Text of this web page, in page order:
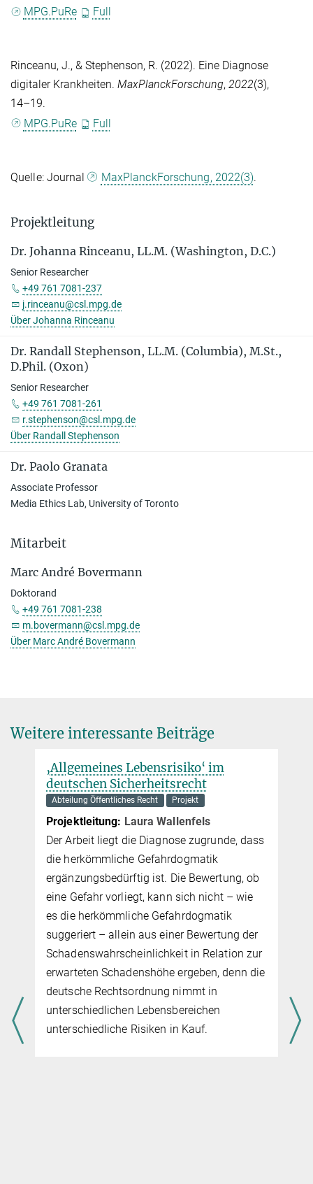
MPG.PuRe
Full
Rinceanu, J., & Stephenson, R. (2022). Eine Diagnose
digitaler Krankheiten. MaxPlanckForschung, 2022(3),
14–19.
MPG.PuRe
Full
Quelle: Journal MaxPlanckForschung, 2022(3).
Projektleitung
Dr. Johanna Rinceanu, LL.M. (Washington, D.C.)
Senior Researcher
+49 761 7081-237
j.rinceanu@csl.mpg.de
Über Johanna Rinceanu
Dr. Ran­dall Ste­phen­son, LL.M. (Columbia), M.St.,
D.Phil. (Oxon)
Senior Researcher
+49 761 7081-261
r.stephenson@csl.mpg.de
Über Randall Stephenson
Dr. Paolo Granata
Associate Professor
Media Ethics Lab, University of Toronto
Mitarbeit
Marc André Bovermann
Doktorand
+49 761 7081-238
m.bovermann@csl.mpg.de
Über Marc André Bovermann
Weitere interessante Beiträge
‚Allgemeines Lebensrisiko‘ im
deutschen Sicherheitsrecht
Abteilung Öffentliches Recht Projekt
Projektleitung: Laura Wallenfels
Der Arbeit liegt die Diagnose zugrunde, dass
die herkömmliche Gefahrdogmatik
ergänzungsbedürftig ist. Die Be­wer­tung, ob
eine Gefahr vorliegt, kann sich nicht – wie
es die herkömmliche Gefahrdogmatik
suggeriert – allein aus einer Be­wer­tung der
Schadenswahrscheinlichkeit in Relation zur
erwarteten Schadenshöhe ergeben, denn die
deutsche Rechts­ord­nung nimmt in
unterschiedlichen Lebensbereichen
unterschiedliche Risiken in Kauf.